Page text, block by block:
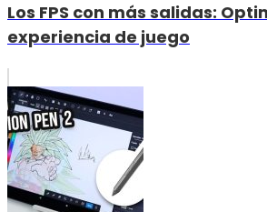
Los FPS con más salidas:
experiencia de juego